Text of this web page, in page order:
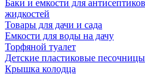
Баки и емкости для
жидкостей
Товары для дачи и сада
Емкости для воды на дачу
Торфяной туалет
Детские пластиковые песочницы
Крышка колодца